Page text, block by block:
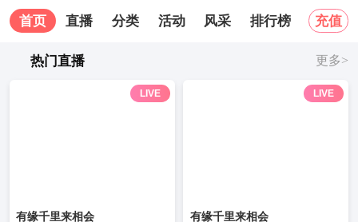
充值
首页 直播 分类 活动 风采 排行榜 关于我
热门直播 更多>
LIVE
有缘千里来相会
LIVE
有缘千里来相会